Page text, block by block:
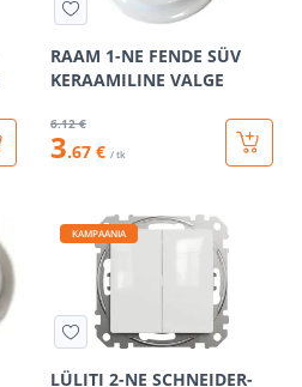
RAAM 1-NE FENDE SÜV
KERAAMILINE VALGE
6.12 €
3.67 € / tk
KAMPAANIA
LÜLITI 2-NE SCHNEIDER-